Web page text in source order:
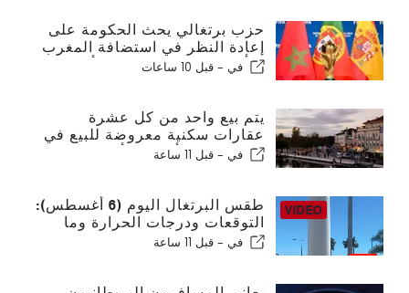
حزب برتغالي يحث الحكومة على
إعادة النظر في استضافة المغرب
لكأس العالم 2030 بسبب أزمة
في - قبل 10 ساعات
يتم بيع واحد من كل عشرة
عقارات سكنية معروضة للبيع في
البرتغال في أقل من أسبوع
في - قبل 11 ساعة
طقس البرتغال اليوم (6 أغسطس):
التوقعات ودرجات الحرارة وما
يمكن توقعه
في - قبل 11 ساعة